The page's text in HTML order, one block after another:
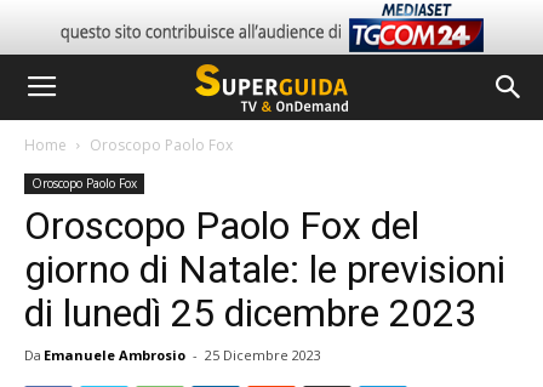
Home Oroscopo Paolo Fox
Oroscopo Paolo Fox
Oroscopo Paolo Fox del
giorno di Natale: le previsioni
di lunedì 25 dicembre 2023
Da Emanuele Ambrosio - 25 Dicembre 2023